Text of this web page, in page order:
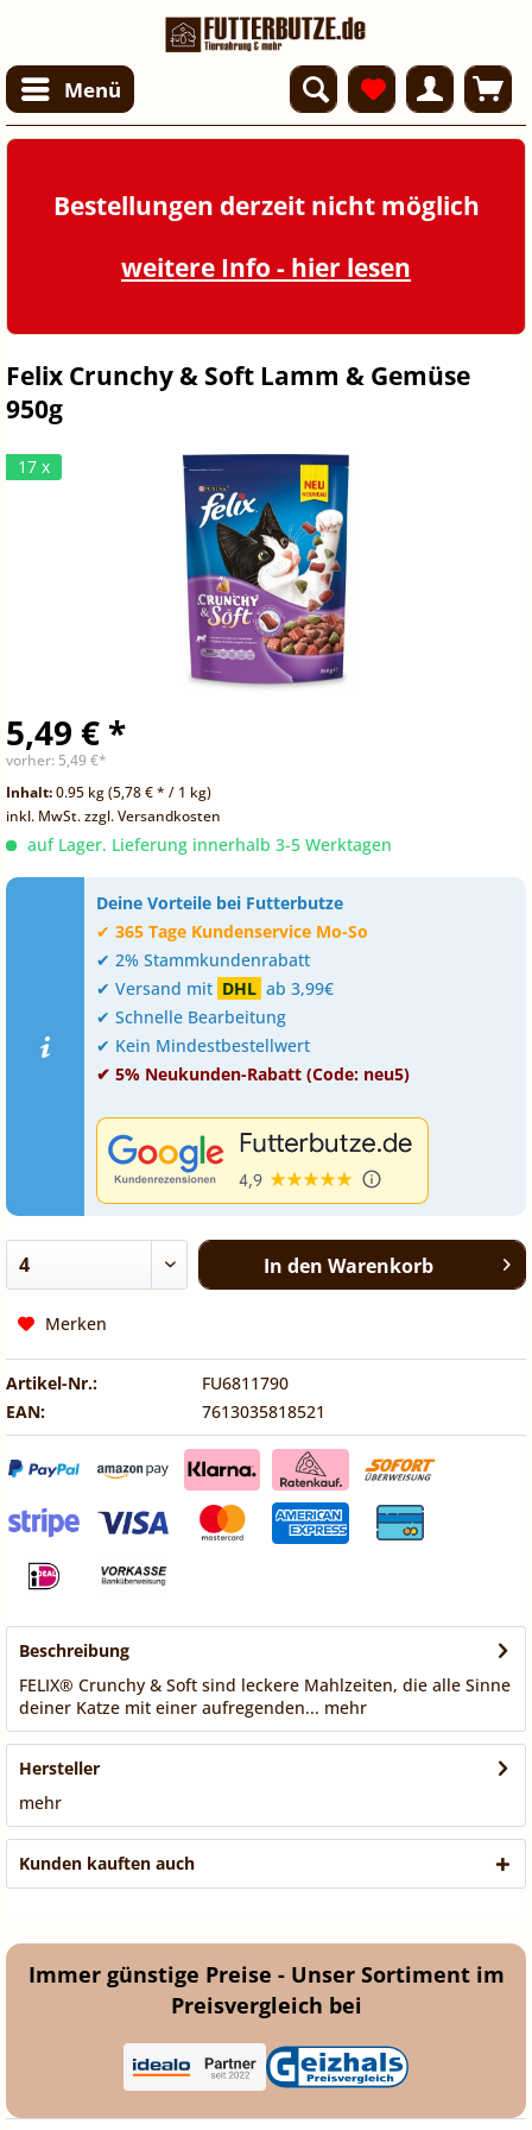
Menü
Bestellungen derzeit nicht möglich
weitere Info - hier lesen
Felix Crunchy & Soft Lamm & Gemüse
950g
17 x
5,49 € *
vorher: 5,49 €*
Inhalt:0.95 kg (5,78 € * / 1 kg)
inkl. MwSt.zzgl. Versandkosten
auf Lager. Lieferung innerhalb 3-5 Werktagen
Deine Vorteile bei Futterbutze
✔ 365 Tage Kundenservice Mo-So
✔ 2% Stammkundenrabatt
✔ Versand mit DHL ab 3,99€
✔ Schnelle Bearbeitung
✔ Kein Mindestbestellwert
✔ 5% Neukunden-Rabatt (Code: neu5)
In den Warenkorb
Merken
Artikel-Nr.:
FU6811790
EAN:
7613035818521
Beschreibung
FELIX® Crunchy & Soft sind leckere Mahlzeiten, die alle Sinne
deiner Katze mit einer aufregenden... mehr
Hersteller
mehr
Kunden kauften auch
Immer günstige Preise - Unser Sortiment im
Preisvergleich bei